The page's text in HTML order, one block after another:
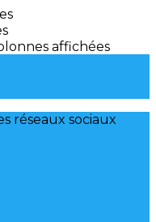
affichées
réseaux sociaux